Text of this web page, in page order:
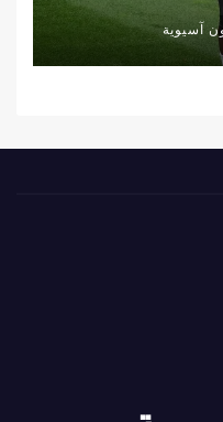
آسيوية